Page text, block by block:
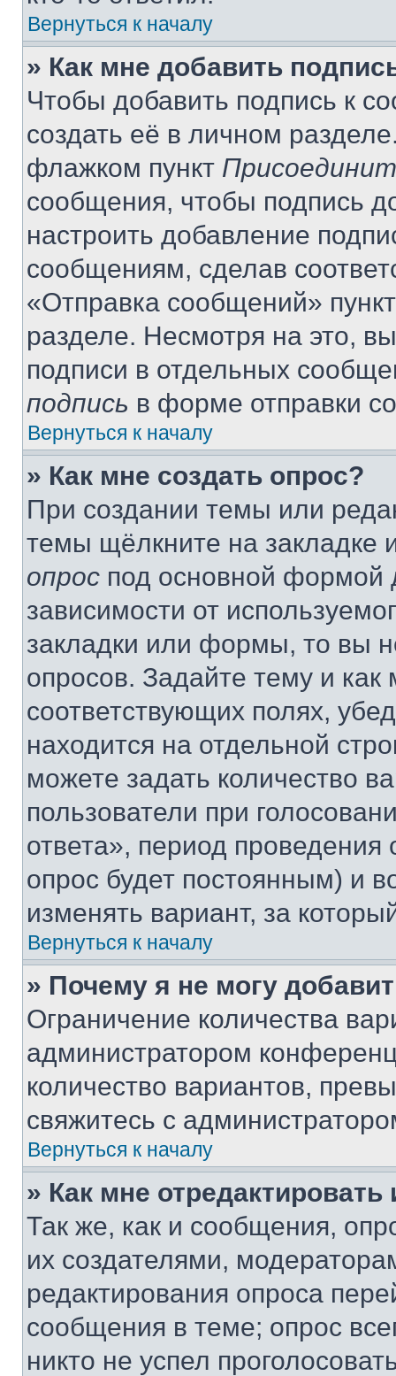
Вернуться к началу
» Как мне добавить
Чтобы добавить подпись к
создать её в личном
флажком пункт
сообщения, чтобы подпись
настроить добавление
сообщениям, сделав
«Отправка сообщений»
разделе. Несмотря на это,
подписи в отдельных
подпись в форме отправки
Вернуться к началу
» Как мне создать опрос?
При создании темы или
темы щёлкните на
опрос под основной формой
зависимости от
закладки или формы, то вы
опросов. Задайте тему и
соответствующих полях,
находится на отдельной
можете задать количество
пользователи при
ответа», период проведения
опрос будет постоянным) и
изменять вариант, за
Вернуться к началу
» Почему я не могу
Ограничение количества
администратором
количество вариантов,
свяжитесь с
Вернуться к началу
» Как мне
Так же, как и сообщения,
их создателями,
редактирования опроса
сообщения в теме; опрос
никто не успел